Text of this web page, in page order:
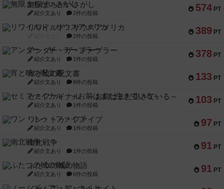
574 PT
無限まちがいさがし
紹介文あり 2件の投稿
389 PT
リワイルド：サウスアメリカ
2件の投稿
378 PT
アンダー・ザ・テーブラー
紹介文あり 1件の投稿
133 PT
宵と暁の呪文書
紹介文あり 8件の投稿
103 PT
セミファイナル ～お前はまだ生きている～
紹介文あり 1件の投稿
97 PT
ワン・トゥ・ファイブ
紹介文あり 1件の投稿
91 PT
南北戦争
紹介文あり 1件の投稿
91 PT
ふたつの城の物語
紹介文あり 6件の投稿